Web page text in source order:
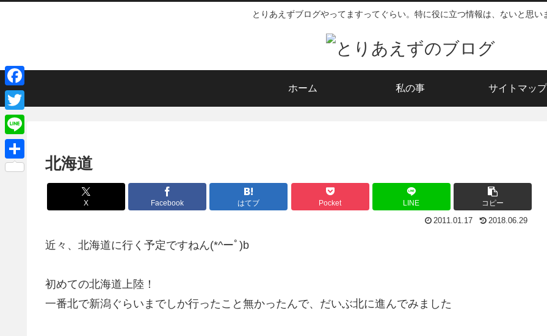
とりあえずブログやってますってぐらい。特に役に立つ情報は、ないと思い
ホーム 私の事 サイトマップ
北海道
X Facebook はてブ Pocket LINE コピー
2011.01.17 2018.06.29
近々、北海道に行く予定ですねん(*^ーﾟ)b
初めての北海道上陸！
一番北で新潟ぐらいまでしか行ったこと無かったんで、だいぶ北に進んでみました
F
a
c
e
b
T
w
i
L
i共